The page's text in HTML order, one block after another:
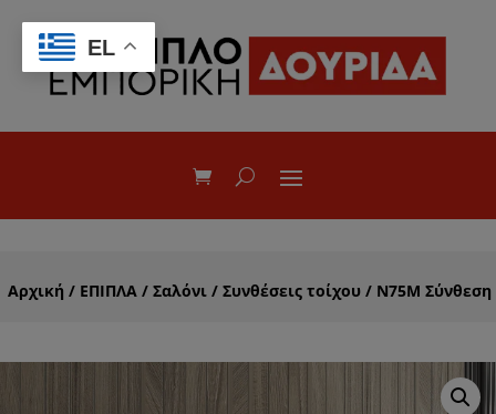
Αρχική / ΕΠΙΠΛΑ / Σαλόνι / Συνθέσεις τοίχου / Ν75M Σύνθεση
EL